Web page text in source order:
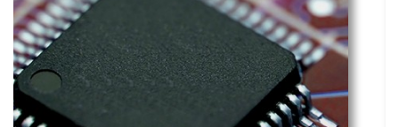
高光谱成像： 1 sec/spectra. 1 scan/spectra
样品区域尺寸：20 µm x 85 µm size. 1 µm spacing.
图谱中可以明显看出在不同区域上的羰基，氨基以及CH2拉伸振动的分
otein-Specific Bioimaging at Subcellular Level. Prater, C et al.Journal of Medi
cinal Chemistry, 2023
Life Science
Innovative Vibrational Spectroscopy Research for Forensic Application. Webe
mIRage Demo演示-Microplastics